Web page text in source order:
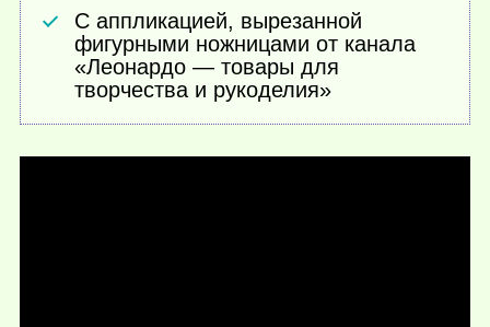
С аппликацией, вырезанной
фигурными ножницами от канала
«Леонардо — товары для
творчества и рукоделия»